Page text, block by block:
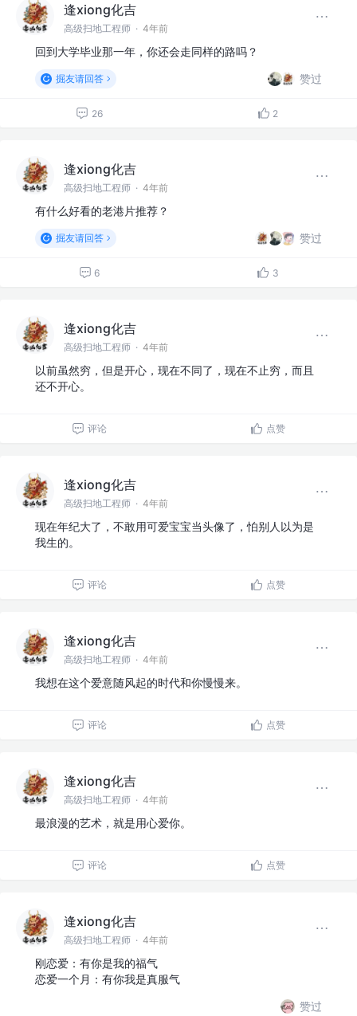
逢xiong化吉
高级扫地工程师 · 4年前
回到大学毕业那一年，你还会走同样的路吗？
掘友请回答 赞过
26 2
逢xiong化吉
高级扫地工程师 · 4年前
有什么好看的老港片推荐？
掘友请回答 赞过
6 3
逢xiong化吉
高级扫地工程师 · 4年前
以前虽然穷，但是开心，现在不同了，现在不止穷，而且
还不开心。
评论 点赞
逢xiong化吉
高级扫地工程师 · 4年前
现在年纪大了，不敢用可爱宝宝当头像了，怕别人以为是
我生的。
评论 点赞
逢xiong化吉
高级扫地工程师 · 4年前
我想在这个爱意随风起的时代和你慢慢来。
评论 点赞
逢xiong化吉
高级扫地工程师 · 4年前
最浪漫的艺术，就是用心爱你。
评论 点赞
逢xiong化吉
高级扫地工程师 · 4年前
刚恋爱：有你是我的福气
恋爱一个月：有你我是真服气
赞过